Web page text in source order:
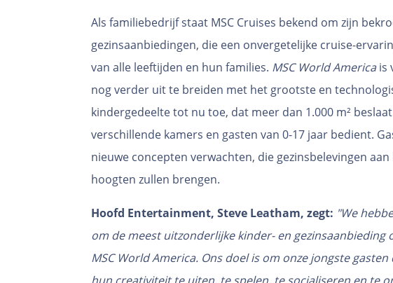
Als familiebedrijf staat MSC Cruises bekend om zijn
gezinsaanbiedingen, die een onvergetelijke cruise-
van alle leeftijden en hun families. MSC World Americais
nog verder uit te breiden met het grootste en
kindergedeelte tot nu toe, dat meer dan 1.000 m²
verschillende kamers en gasten van 0-17 jaar bedient.
nieuwe concepten verwachten, die gezinsbelevingen
hoogten zullen brengen.
Hoofd Entertainment, Steve Leatham, zegt: "We
om de meest uitzonderlijke kinder- en gezinsaanbieding
MSC World America. Ons doel is om onze jongste